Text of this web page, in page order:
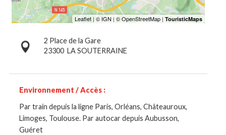
2 Place de la Gare
23300 LA SOUTERRAINE
Environnement / Accès :
Par train depuis la ligne Paris, Orléans, Châteauroux,
Limoges, Toulouse. Par autocar depuis Aubusson,
Guéret